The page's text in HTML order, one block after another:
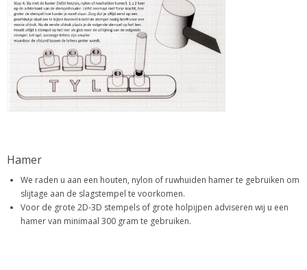
Hamer
We raden u aan een houten, nylon of ruwhuiden hamer te gebruiken om
slijtage aan de slagstempel te voorkomen.
Voor de grote 2D-3D stempels of grote holpijpen adviseren wij u een
hamer van minimaal 300 gram te gebruiken.